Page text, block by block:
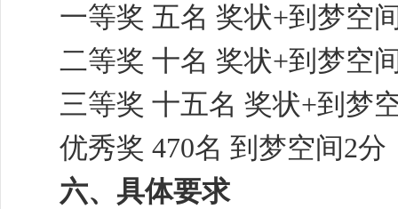
一等奖 五名 奖状+到梦空
二等奖 十名 奖状+到梦空
三等奖 十五名 奖状+到梦
优秀奖 470名 到梦空间2分
六、具体要求